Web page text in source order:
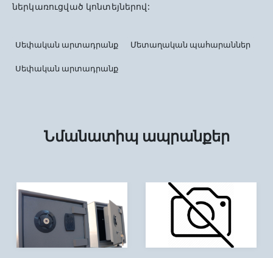
ներկառուցված կոնտեյներով:
Սեփական արտադրանք Մետաղական պահարաններ
Սեփական արտադրանք
Նմանատիպ ապրանքեր